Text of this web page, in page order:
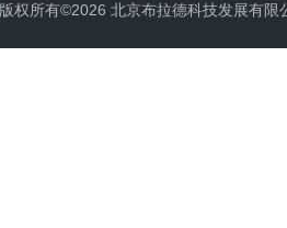
版权所有©2026 北京布拉德科技发展有